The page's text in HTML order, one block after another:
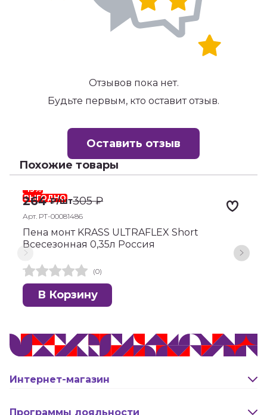
Отзывов пока нет.
Будьте первым, кто оставит отзыв.
Оставить отзыв
Похожие товары
ВЫГОДНО
-13%
264₽/шт305₽
Арт. РТ-00081486
Пена монт KRASS ULTRAFLEX Short
Всесезонная 0,35л Россия
(0)
В Корзину
Интернет-магазин
Программы лояльности